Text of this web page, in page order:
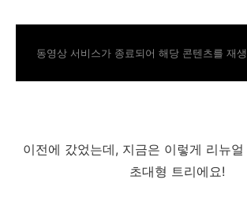
동영상 서비스가 종료되어 해당 콘텐츠를 재
이전에 갔었는데, 지금은 이렇게 리뉴
초대형 트리에요!